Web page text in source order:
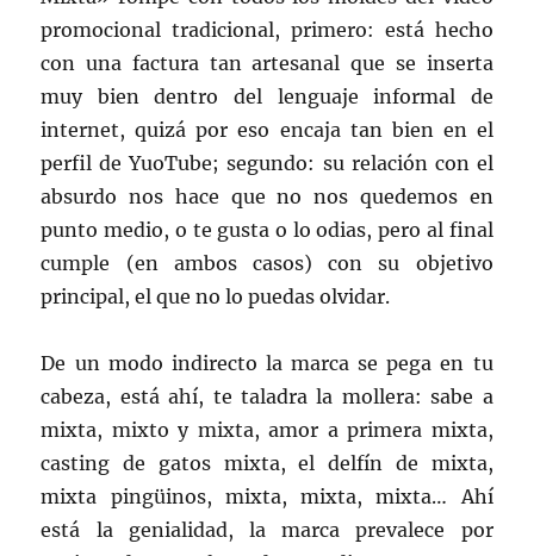
promocional tradicional, primero: está hecho
con una factura tan artesanal que se inserta
muy bien dentro del lenguaje informal de
internet, quizá por eso encaja tan bien en el
perfil de YuoTube; segundo: su relación con el
absurdo nos hace que no nos quedemos en
punto medio, o te gusta o lo odias, pero al final
cumple (en ambos casos) con su objetivo
principal, el que no lo puedas olvidar.
De un modo indirecto la marca se pega en tu
cabeza, está ahí, te taladra la mollera: sabe a
mixta, mixto y mixta, amor a primera mixta,
casting de gatos mixta, el delfín de mixta,
mixta pingüinos, mixta, mixta, mixta… Ahí
está la genialidad, la marca prevalece por